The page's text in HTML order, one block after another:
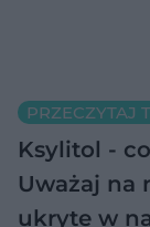
PRZECZYTAJ
Ksylitol -
Uważaj na
ukryte w